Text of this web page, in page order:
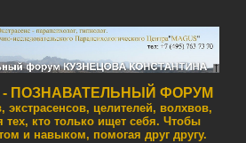
- ПОЗНАВАТЕЛЬНЫЙ ФОРУМ
экстрасенсов, целителей, волхвов,
тех, кто только ищет себя. Чтобы
и навыком, помогая друг другу.